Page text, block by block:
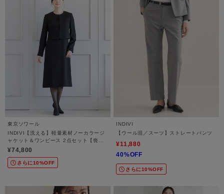
東京ソワール
INDIVI【洗える】軽量素材ノーカラージ
ャケット＆ワンピース 2点セット【喪
服・礼服・ブラックフォーマル】
¥74,800
さらに10%OFF
INDIVI
【ウール混／スーツ】ストレートパンツ
¥11,880
40%OFF
さらに10%OFF